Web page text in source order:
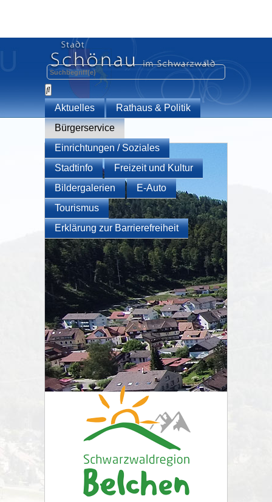
Aktuelles
Rathaus & Politik
Bürgerservice
Einrichtungen / Soziales
Stadtinfo
Freizeit und Kultur
Bildergalerien
E-Auto
Tourismus
Erklärung zur Barrierefreiheit